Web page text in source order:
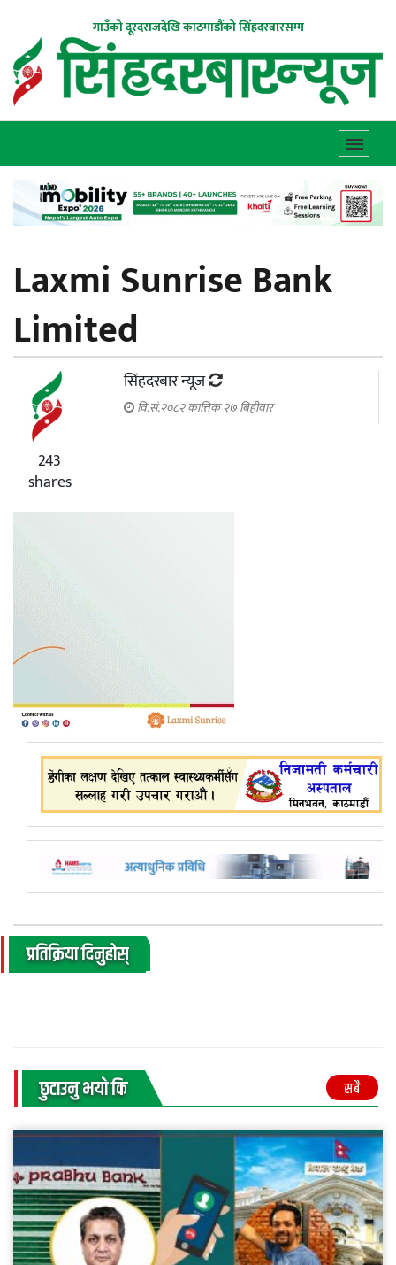
गाउँको दूरदराजदेखि काठमाडौंको सिंहदरबारसम्म
Laxmi Sunrise Bank
Limited
सिंहदरबार न्यूज
वि.सं.२०८२ कात्तिक २७ बिहीवार
243
shares
प्रतिक्रिया दिनुहोस्
छुटाउनु भयाे कि सबै